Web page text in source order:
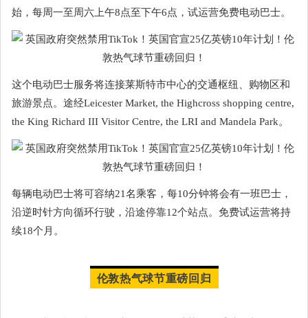
始，每周一至周六上午8点至下午6点，试运营免费电动巴士。
这个电动巴士服务将连接莱斯特市中心的交通枢纽、购物区和
旅游景点。途经Leicester Market, the Highcross shopping centre,
the King Richard III Visitor Centre, the LRI and Mandela Park。
每辆电动巴士将可容纳21名乘客，每10分钟将会有一班巴士，
沿逆时针方向循环行驶，沿途停靠12个站点。免费试运营将持
续18个月。
伦敦热气球节重磅回归